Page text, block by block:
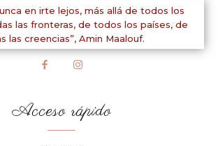
en irte lejos, más allá de todos los
las fronteras, de todos los países, de
las creencias”, Amin Maalouf.
Acceso rápido